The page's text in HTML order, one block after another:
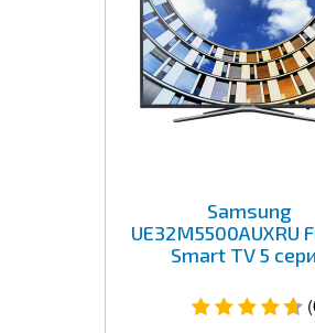
Samsung
UE32M5500AUXRU
Smart TV 5